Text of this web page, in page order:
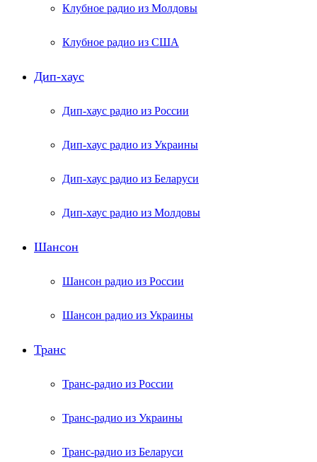
Клубное радио из Молдовы
Клубное радио из США
Дип-хаус
Дип-хаус радио из России
Дип-хаус радио из Украины
Дип-хаус радио из Беларуси
Дип-хаус радио из Молдовы
Шансон
Шансон радио из России
Шансон радио из Украины
Транс
Транс-радио из России
Транс-радио из Украины
Транс-радио из Беларуси